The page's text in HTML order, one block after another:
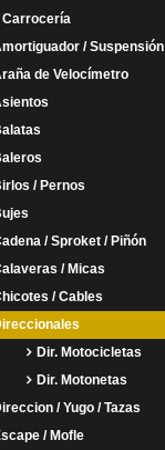
/ Suspensión
de Velocímetro
/ Pernos
/ Sproket / Piñón
/ Micas
/ Cables
Dir. Motocicletas
Dir. Motonetas
/ Yugo / Tazas
/ Mofle